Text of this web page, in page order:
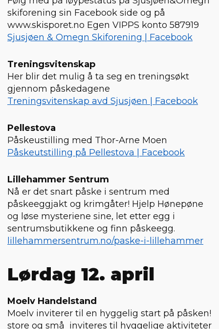
skiforening sin Facebook side og på
www.skisporet.no Egen VIPPS konto 587919
Sjusjøen & Omegn Skiforening | Facebook
Treningsvitenskap
Her blir det mulig å ta seg en treningsøkt
gjennom påskedagene
Treningsvitenskap avd Sjusjøen | Facebook
Pellestova
Påskeustilling med Thor-Arne Moen
Påskeutstilling på Pellestova | Facebook
Lillehammer Sentrum
Nå er det snart påske i sentrum med
påskeeggjakt og krimgåter! Hjelp Hønepøne
og løse mysteriene sine, let etter egg i
sentrumsbutikkene og finn påskeegg.
lillehammersentrum.no/paske-i-lillehammer
Lørdag 12. april
Moelv Handelstand
Moelv inviterer til en hyggelig start på påsken!
store og små inviteres til hyggelige aktiviteter